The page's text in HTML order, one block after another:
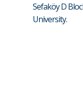
Sefaköy D
University.